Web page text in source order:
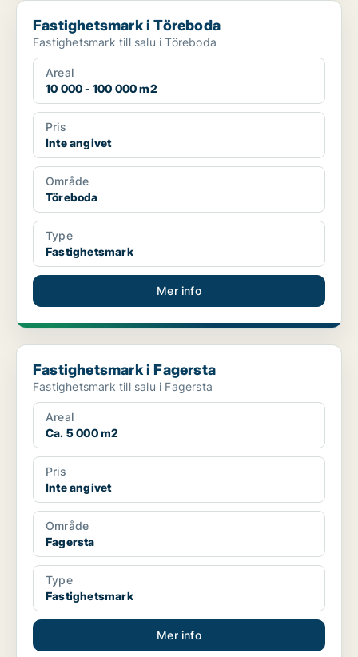
Fastighetsmark i Töreboda
Fastighetsmark i Töreboda
Fastighetsmark till salu i Töreboda
Areal
10 000 - 100 000 m2
Pris
Inte angivet
Område
Töreboda
Type
Fastighetsmark
Mer info
Fastighetsmark i Fagersta
Fastighetsmark i Fagersta
Fastighetsmark till salu i Fagersta
Areal
Ca. 5 000 m2
Pris
Inte angivet
Område
Fagersta
Type
Fastighetsmark
Mer info